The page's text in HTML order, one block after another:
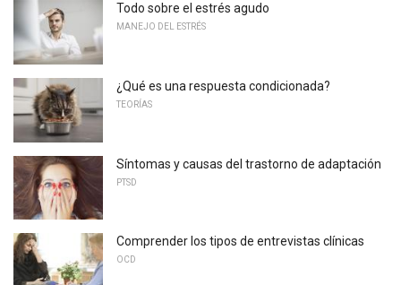
Todo sobre el estrés agudo
MANEJO DEL ESTRÉS
¿Qué es una respuesta condicionada?
TEORÍAS
Síntomas y causas del trastorno de adaptación
PTSD
Comprender los tipos de entrevistas clínicas
OCD